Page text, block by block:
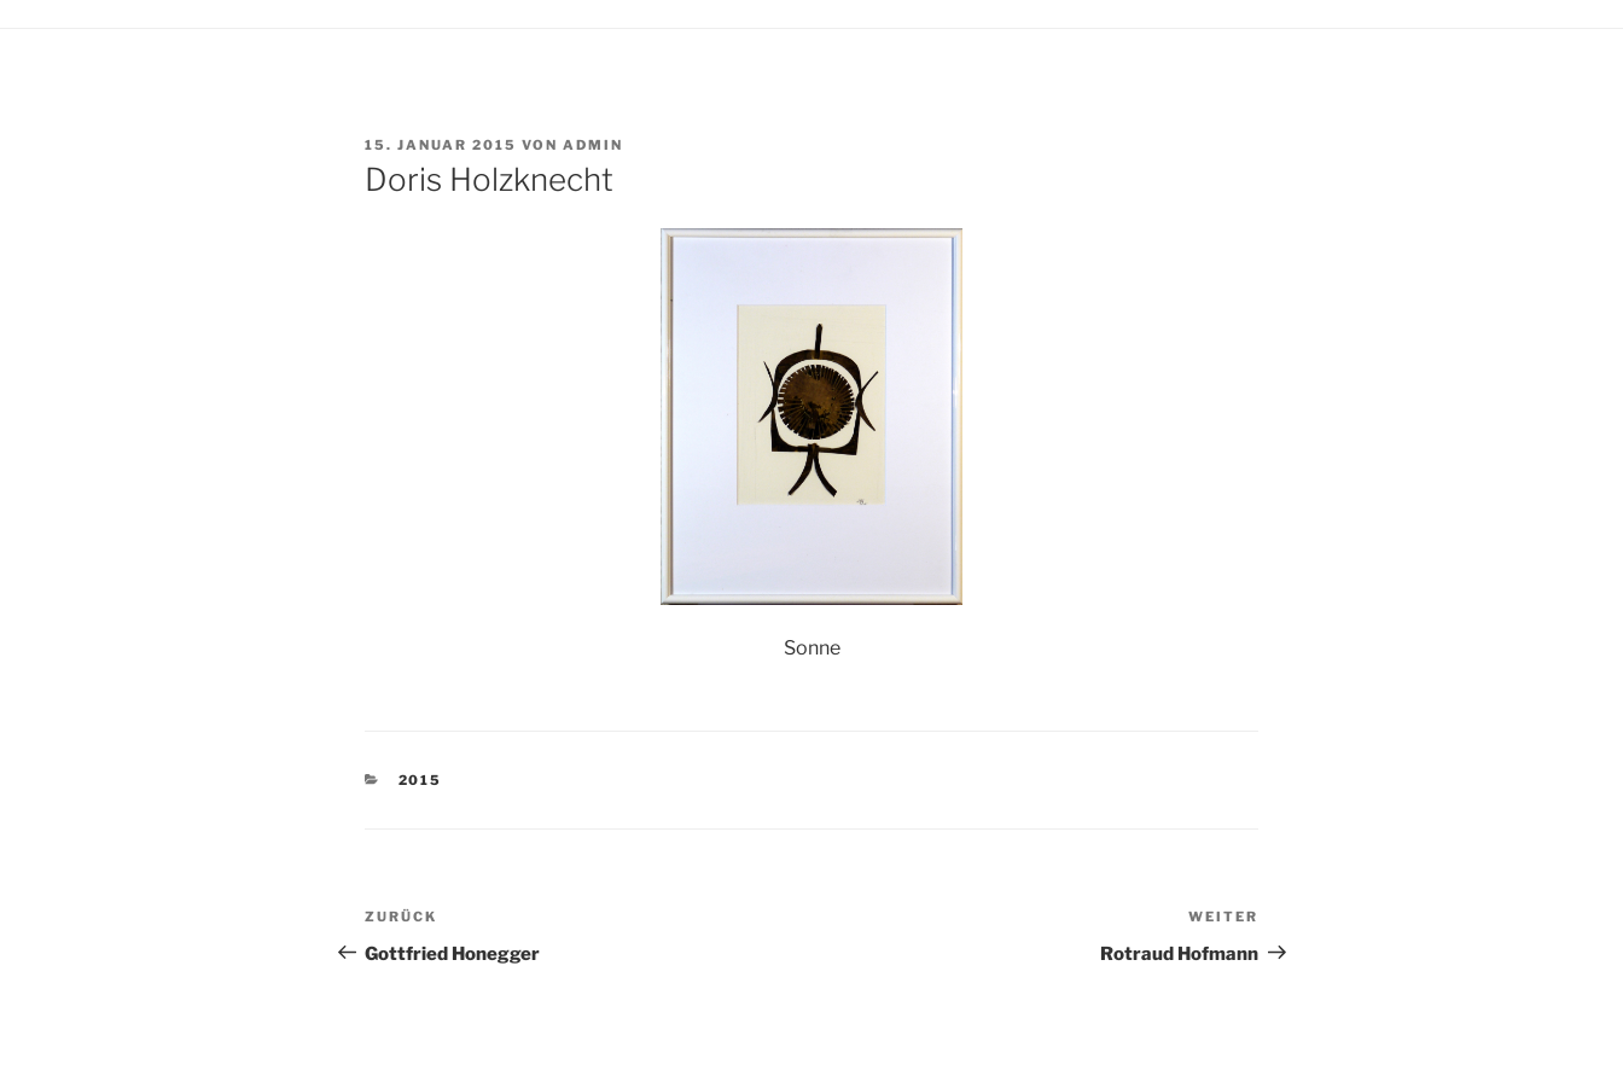
VERÖFFENTLICHT
AM
15. JANUAR 2015 VON ADMIN
Doris Holzknecht
Sonne
KATEGORIEN
2015
Beitragsnavigation
Vorheriger
Beitrag
ZURÜCK
Gottfried Honegger
Beitrag
WEITER
Rotraud Hofmann